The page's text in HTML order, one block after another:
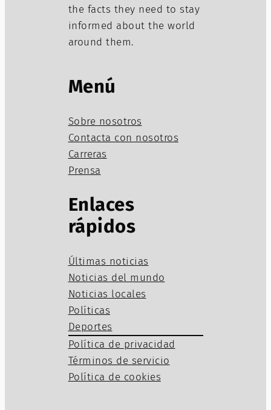
the facts they need to stay
informed about the world
around them.
Menú
Sobre nosotros
Contacta con nosotros
Carreras
Prensa
Enlaces
rápidos
Últimas noticias
Noticias del mundo
Noticias locales
Políticas
Deportes
Política de privacidad
Términos de servicio
Política de cookies